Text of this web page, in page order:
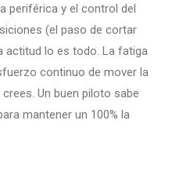
periférica y el control del
(el paso de cortar
actitud lo es todo. La fatiga
continuo de mover la
Un buen piloto sabe
mantener un 100% la